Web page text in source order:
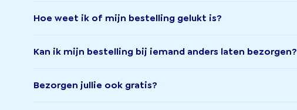
Hoe weet ik of mijn bestelling gelukt is?
Kan ik mijn bestelling bij iemand anders laten bezorgen?
Bezorgen jullie ook gratis?